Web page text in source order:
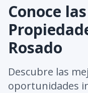
Conoce las
Rosado
Descubre las
oportunidades